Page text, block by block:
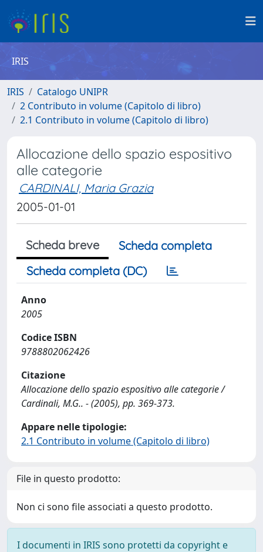
IRIS
IRIS
Catalogo UNIPR
2 Contributo in volume (Capitolo di libro)
2.1 Contributo in volume (Capitolo di libro)
Allocazione dello spazio espositivo
alle categorie
CARDINALI, Maria Grazia
2005-01-01
Scheda breve
Scheda completa
Scheda completa (DC)
Anno
2005
Codice ISBN
9788802062426
Citazione
Allocazione dello spazio espositivo alle categorie /
Cardinali, M.G.. - (2005), pp. 369-373.
Appare nelle tipologie:
2.1 Contributo in volume (Capitolo di libro)
File in questo prodotto:
Non ci sono file associati a questo prodotto.
I documenti in IRIS sono protetti da copyright e